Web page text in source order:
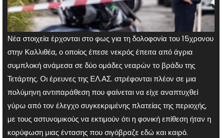
Νέα στοιχεία έρχονται στο φως για τη δολοφονία του 15χρονου
στην Καλλιθέα, ο οποίος έπεσε νεκρός έπειτα από άγρια
συμπλοκή ανάμεσα σε δύο ομάδες νεαρών το βράδυ της
Τετάρτης. Οι έρευνες της ΕΛ.ΑΣ. στρέφονται πλέον σε μια
πολύμηνη αντιπαράθεση που φαίνεται να είχε αναπτυχθεί
γύρω από τον έλεγχο συγκεκριμένης πλατείας της περιοχής,
με τους αστυνομικούς να εκτιμούν ότι η φονική επίθεση ήταν η
κορύφωση μιας έντασης που σιγόβραζε εδώ και καιρό.